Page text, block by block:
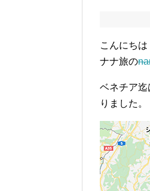
こんにちは
ナナ旅の
ベネチア
りました。